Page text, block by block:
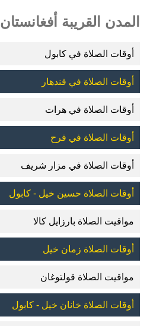
المدن القريبة أفغانستان
أوقات الصلاة في كابول
أوقات الصلاة في قندهار
أوقات الصلاة في هرات
أوقات الصلاة في فرح
أوقات الصلاة في مزار شريف
أوقات الصلاة حسين خيل - كابول
مواقيت الصلاة بارزايل كالا
أوقات الصلاة زمان خيل
مواقيت الصلاة قولتوغان
أوقات الصلاة خانان خيل - كابول